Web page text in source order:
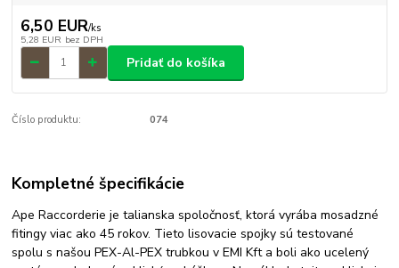
6,50 EUR/ks
5,28 EUR bez DPH
Pridať do košíka
Číslo produktu: 074
Kompletné špecifikácie
Ape Raccorderie je talianska spoločnosť, ktorá vyrába mosadzné
fitingy viac ako 45 rokov. Tieto lisovacie spojky sú testované
spolu s našou PEX-Al-PEX trubkou v EMI Kft a boli ako ucelený